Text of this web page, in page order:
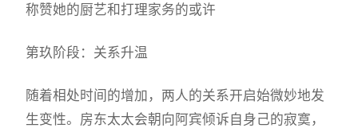
称赞她的厨艺和打理家务的或许
第玖阶段：关系升温
随着相处时间的增加，两人的关系开启始微妙地发
生变性。房东太太会朝向阿宾倾诉自身己的寂寞，